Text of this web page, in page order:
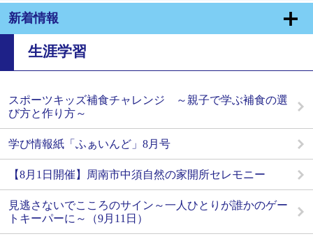
新着情報
生涯学習
スポーツキッズ補食チャレンジ ～親子で学ぶ補食の選
び方と作り方～
学び情報紙「ふぁいんど」8月号
【8月1日開催】周南市中須自然の家開所セレモニー
見逃さないでこころのサイン～一人ひとりが誰かのゲー
トキーパーに～（9月11日）